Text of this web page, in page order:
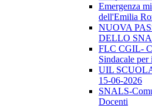
Emergenza
dell'Emilia
NUOVA
DELLO
FLC CGIL-
Sindacale
UIL
15-06-2026
SNALS-
Docenti